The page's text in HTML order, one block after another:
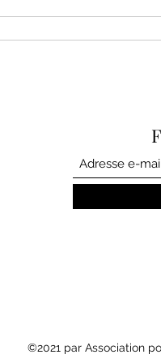
©2021 par Association